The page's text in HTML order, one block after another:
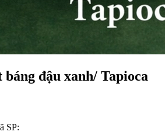
báng đậu xanh/ Tapioca
SP: